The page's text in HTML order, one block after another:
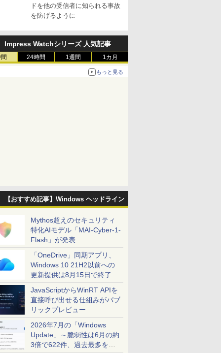
ドを他の受信者に知られる事故
を防げるように
Impress Watchシリーズ 人気記事
24時間 1週間 1カ月
もっと見る
【おすすめ記事】Windows ヘッドライン
Mythos超えのセキュリティ
特化AIモデル「MAI-Cyber-1-
Flash」が発表
「OneDrive」同期アプリ、
Windows 10 21H2以前への
更新提供は8月15日で終了
JavaScriptからWinRT APIを
直接呼び出せる仕組みがパブ
リックプレビュー
2026年7月の「Windows
Update」～脆弱性は6月の約
3倍で622件、過去最多を大